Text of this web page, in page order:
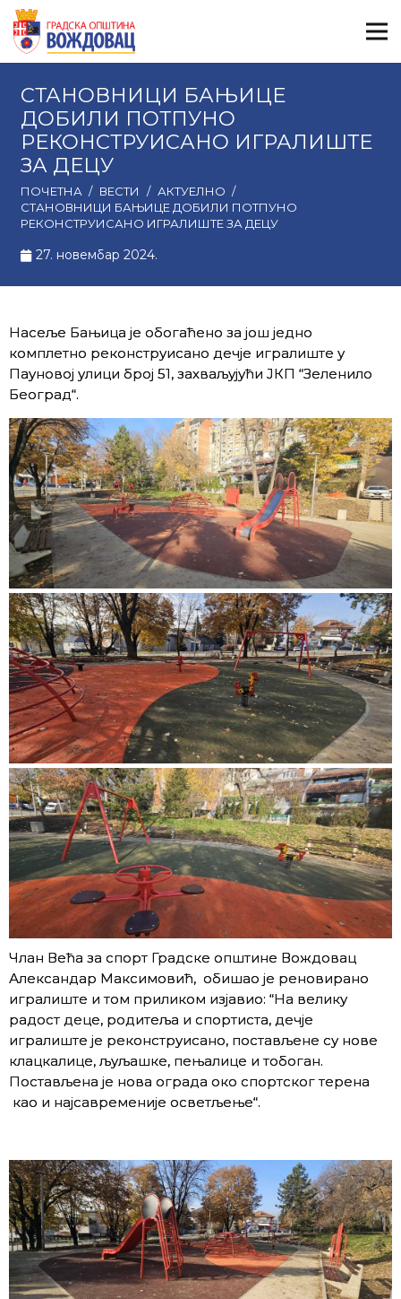
СТАНОВНИЦИ БАЊИЦЕ
ДОБИЛИ ПОТПУНО
РЕКОНСТРУИСАНО ИГРАЛИШТЕ
ЗА ДЕЦУ
ПОЧЕТНА / ВЕСТИ / АКТУЕЛНО /
СТАНОВНИЦИ БАЊИЦЕ ДОБИЛИ ПОТПУНО
РЕКОНСТРУИСАНО ИГРАЛИШТЕ ЗА ДЕЦУ
27. новембар 2024.
Насеље Бањица је обогаћено за још једно
комплетно реконструисано дечје игралиште у
Пауновој улици број 51, захваљујући ЈКП “Зеленило
Београд“.
Члан Већа за спорт Градске општине Вождовац
Александар Максимовић, обишао је реновирано
игралиште и том приликом изјавио: “На велику
радост деце, родитеља и спортиста, дечје
игралиште је реконструисано, постављене су нове
клацкалице, љуљашке, пењалице и тобоган.
Постављена је нова ограда око спортског терена
као и најсавременије осветљење“.